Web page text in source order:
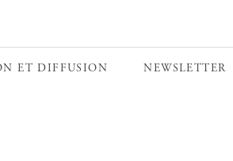
ET DIFFUSION NEWSLETTER